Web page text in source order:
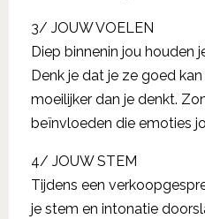
3/ JOUW VOELEN
Diep binnenin jou houden
Denk je dat je ze goed
moeilijker dan je denkt.
beïnvloeden die emoties
4/ JOUW STEM
Tijdens een
je stem en intonatie